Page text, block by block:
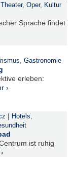
Theater, Oper, Kultur
Sprache findet
, Gastronomie
erleben:
›
| Hotels,
ist ruhig